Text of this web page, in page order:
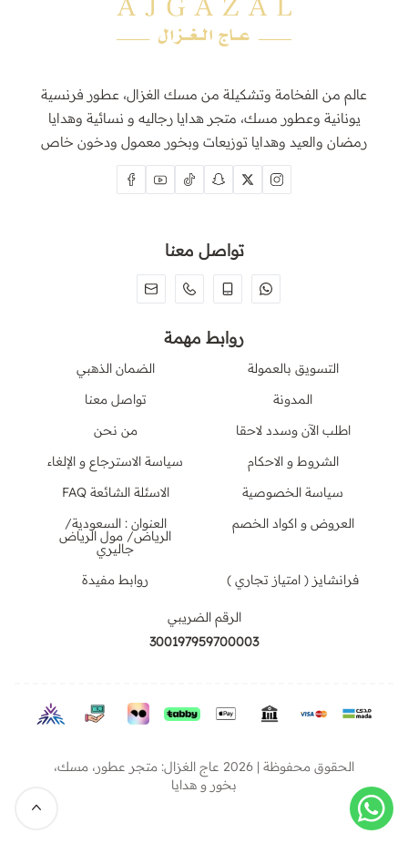
عالم من الفخامة وتشكيلة من مسك الغزال، عطور فرنسية
يونانية وعطور مسك، متجر هدايا رجاليه و نسائية وهدايا
رمضان والعيد وهدايا توزيعات وبخور معمول ودخون خاص
تواصل معنا
روابط مهمة
التسويق بالعمولة
الضمان الذهبي
المدونة
تواصل معنا
اطلب الآن وسدد لاحقا
من نحن
الشروط و الاحكام
سياسة الاسترجاع و الإلغاء
سياسة الخصوصية
الاسئلة الشائعة FAQ
العروض و اكواد الخصم
العنوان : السعودية/
الرياض/ مول الرياض
جاليري
فرانشايز ( امتياز تجاري )
روابط مفيدة
الرقم الضريبي
300197959700003
الحقوق محفوظة | 2026
عاج الغزال: متجر عطور، مسك،
بخور و هدايا